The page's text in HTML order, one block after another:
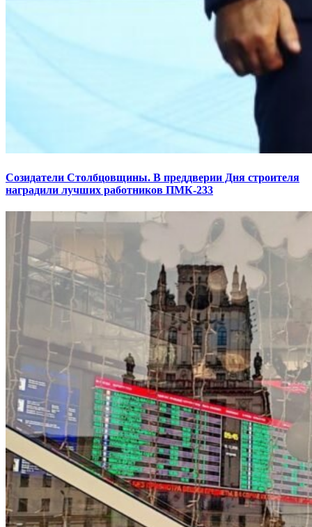
Созидатели Столбцовщины. В преддверии Дня строителя
наградили лучших работников ПМК-233